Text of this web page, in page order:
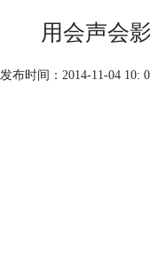
用会声会
发布时间：2014-11-04 10: